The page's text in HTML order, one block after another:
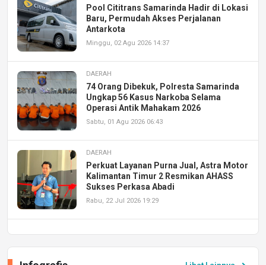
Pool Cititrans Samarinda Hadir di Lokasi
Baru, Permudah Akses Perjalanan
Antarkota
Minggu, 02 Agu 2026 14:37
DAERAH
74 Orang Dibekuk, Polresta Samarinda
Ungkap 56 Kasus Narkoba Selama
Operasi Antik Mahakam 2026
Sabtu, 01 Agu 2026 06:43
DAERAH
Perkuat Layanan Purna Jual, Astra Motor
Kalimantan Timur 2 Resmikan AHASS
Sukses Perkasa Abadi
Rabu, 22 Jul 2026 19:29